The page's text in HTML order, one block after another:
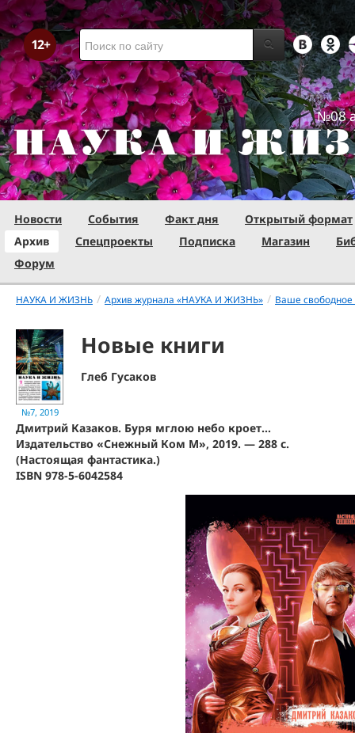
№08
Новости События Факт дня
Открытый формат
Архив
Спецпроекты Подписка Магазин
Форум
НАУКА И ЖИЗНЬ / Архив журнала «НАУКА И ЖИЗНЬ» / Ваше
№7, 2019
Новые книги
Глеб Гусаков
Дмитрий Казаков. Буря мглою небо кроет…
Издательство «Снежный Ком М», 2019. — 288 с.
(Настоящая фантастика.)
ISBN 978-5-6042584